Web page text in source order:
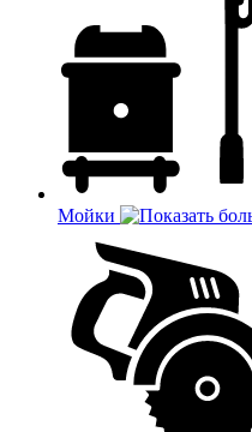
Мойки